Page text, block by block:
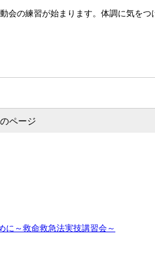
会の練習が始まります。体調に気をつ
ページ
に～救命救急法実技講習会～